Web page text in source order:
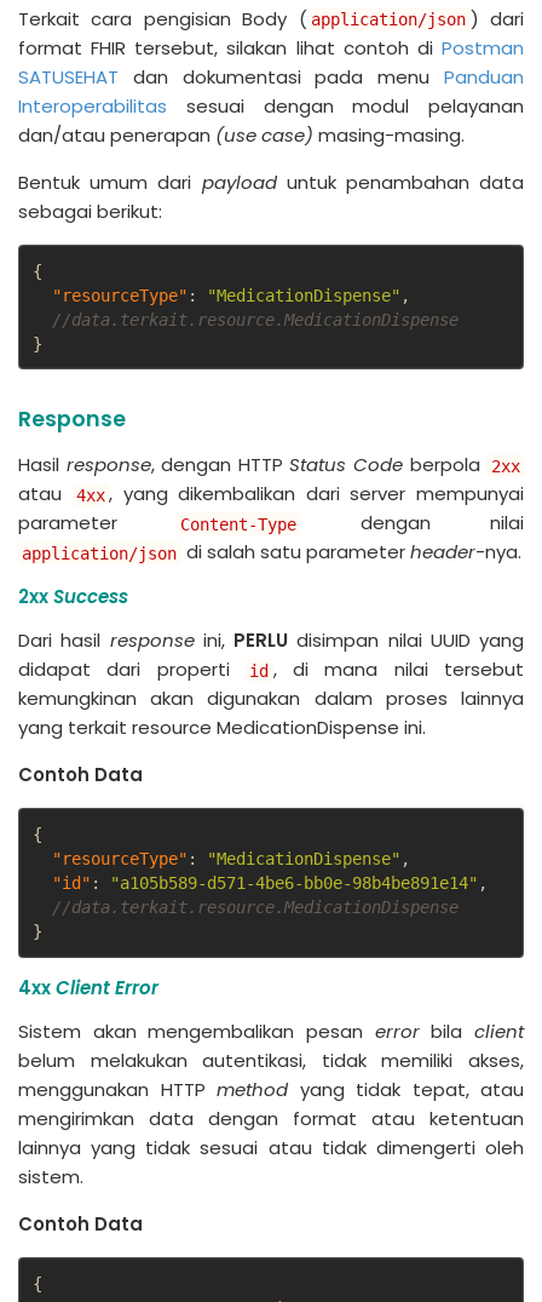
Terkait cara pengisian Body ( application/json ) dari
format FHIR tersebut, silakan lihat contoh di Postman
SATUSEHAT dan dokumentasi pada menu Panduan
Interoperabilitas sesuai dengan modul pelayanan
dan/atau penerapan (use case) masing-masing.
Bentuk umum dari payloaduntuk penambahan data
sebagai berikut:
{
"resourceType" : "MedicationDispense" ,
//data.terkait.resource.MedicationDispense
}
Response
Hasil response, dengan HTTPStatus Code berpola 2xx
atau 4xx , yang dikembalikan dari server mempunyai
parameter
Content-Type dengan nilai
application/json di salah satu parameterheader-nya.
2xxSuccess
Dari hasil responseini, PERLU disimpan nilai UUID yang
didapat dari properti
id , di mana nilai tersebut
kemungkinan akan digunakan dalam proses lainnya
yang terkait resource MedicationDispense ini.
Contoh Data
{
"resourceType" : "MedicationDispense" ,
"id" : "a105b589-d571-4be6-bb0e-98b4be891e14" ,
//data.terkait.resource.MedicationDispense
}
4xxClient Error
Sistem akan mengembalikan pesan errorbilaclient
belum melakukan autentikasi, tidak memiliki akses,
menggunakan HTTP method yang tidak tepat, atau
mengirimkan data dengan format atau ketentuan
lainnya yang tidak sesuai atau tidak dimengerti oleh
sistem.
Contoh Data
{